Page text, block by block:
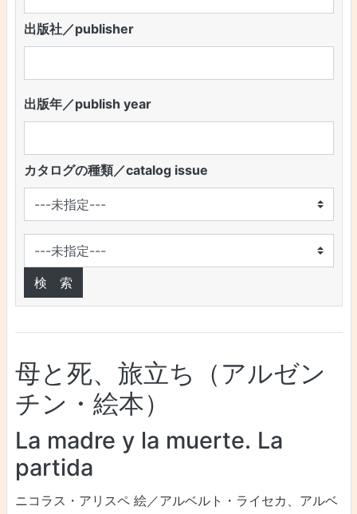
出版社／publisher
出版年／publish year
カタログの種類／catalog issue
母と死、旅立ち（アルゼン
チン・絵本）
La madre y la muerte. La
partida
ニコラス・アリスペ 絵／アルベルト・ライセカ、アルベ